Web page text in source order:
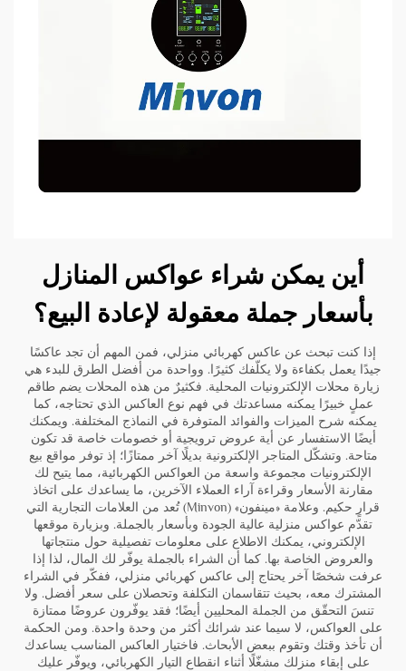
أين يمكن شراء عواكس المنازل
بأسعار جملة معقولة لإعادة البيع؟
إذا كنت تبحث عن عاكس كهربائي منزلي، فمن المهم أن تجد عاكسًا
جيدًا يعمل بكفاءة ولا يكلّفك كثيرًا. وواحدة من أفضل الطرق للبدء هي
زيارة محلات الإلكترونيات المحلية. فكثيرٌ من هذه المحلات يضم طاقم
عملٍ خبيرًا يمكنه مساعدتك في فهم نوع العاكس الذي تحتاجه، كما
يمكنه شرح الميزات والفوائد المتوفرة في النماذج المختلفة. ويمكنك
أيضًا الاستفسار عن أية عروض ترويجية أو خصومات خاصة قد تكون
متاحة. وتشكّل المتاجر الإلكترونية بديلًا آخر ممتازًا؛ إذ توفر مواقع بيع
الإلكترونيات مجموعة واسعة من العواكس الكهربائية، مما يتيح لك
مقارنة الأسعار وقراءة آراء العملاء الآخرين، ما يساعدك على اتخاذ
قرارٍ حكيم. وعلامة «مينفون» (Minvon) تُعد من العلامات التجارية التي
تقدّم عواكس منزلية عالية الجودة وبأسعار بالجملة. وبزيارة موقعها
الإلكتروني، يمكنك الاطلاع على معلومات تفصيلية حول منتجاتها
والعروض الخاصة بها. كما أن الشراء بالجملة يوفّر لك المال، لذا إذا
عرفت شخصًا آخر يحتاج إلى عاكس كهربائي منزلي، ففكّر في الشراء
المشترك معه، بحيث تتقاسمان التكلفة وتحصلان على سعر أفضل. ولا
تنسَ التحقّق من الجملة المحليين أيضًا؛ فقد يوفّرون عروضًا ممتازة
على العواكس، لا سيما عند شرائك أكثر من وحدة واحدة. ومن الحكمة
أن تأخذ وقتك وتقوم ببعض الأبحاث. فاختيار العاكس المناسب يساعدك
على إبقاء منزلك مشغّلًا أثناء انقطاع التيار الكهربائي، ويوفّر عليك